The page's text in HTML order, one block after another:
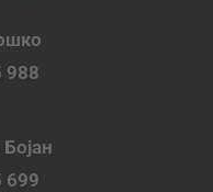
988
699